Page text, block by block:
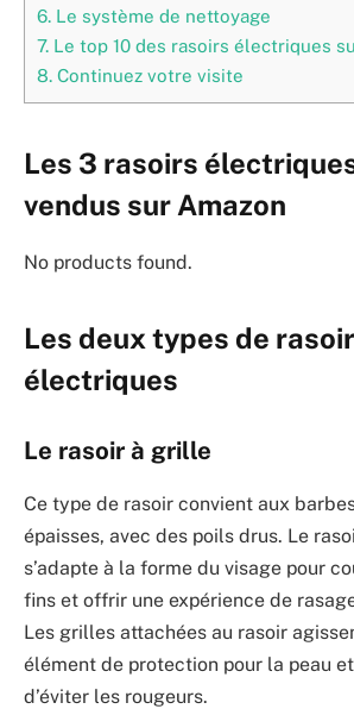
6. Le système de nettoyage
7. Le top 10 des rasoirs électriques
8. Continuez votre visite
Les 3 rasoirs
vendus sur Amazon
No products found.
Les deux types de
électriques
Le rasoir à grille
Ce type de rasoir convient aux
épaisses, avec des poils drus. Le
s’adapte à la forme du visage pour
fins et offrir une expérience de
Les grilles attachées au rasoir
élément de protection pour la peau
d’éviter les rougeurs.